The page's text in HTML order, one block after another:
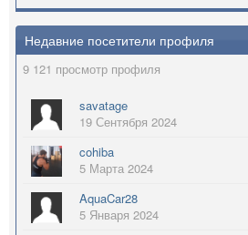
Недавние посетители профиля
9 121 просмотр профиля
savatage
19 Сентября 2024
cohiba
5 Марта 2024
AquaCar28
5 Января 2024